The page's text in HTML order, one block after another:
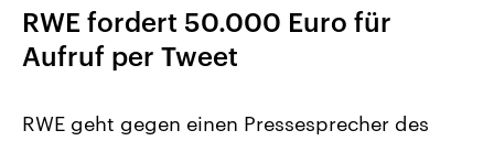
RWE fordert 50.000 Euro für
Aufruf per Tweet
RWE geht gegen einen Pressesprecher des